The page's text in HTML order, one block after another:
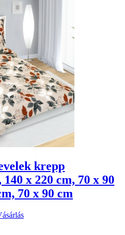
krepp
x 220 cm, 70 x 90
70 x 90 cm